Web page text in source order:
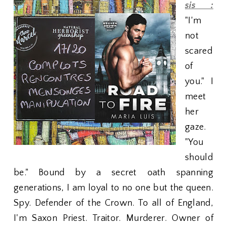
sis :
"I'm
not
scared
of
you." I
meet
her
gaze.
"You
should
be." Bound by a secret oath spanning
generations, I am loyal to no one but the queen.
Spy. Defender of the Crown. To all of England,
I'm Saxon Priest. Traitor. Murderer. Owner of